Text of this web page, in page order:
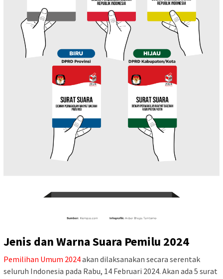
Jenis dan Warna Suara Pemilu 2024
Pemilihan Umum 2024akan dilaksanakan secara serentak
seluruh Indonesia pada Rabu, 14 Februari 2024. Akan ada 5 surat